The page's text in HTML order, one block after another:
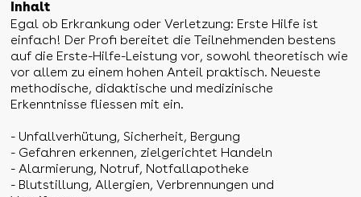
Inhalt
Egal ob Erkrankung oder Verletzung: Erste Hilfe ist
einfach! Der Profi bereitet die Teilnehmenden bestens
auf die Erste-Hilfe-Leistung vor, sowohl theoretisch wie
vor allem zu einem hohen Anteil praktisch. Neueste
methodische, didaktische und medizinische
Erkenntnisse fliessen mit ein.
- Unfallverhütung, Sicherheit, Bergung
- Gefahren erkennen, zielgerichtet Handeln
- Alarmierung, Notruf, Notfallapotheke
- Blutstillung, Allergien, Verbrennungen und